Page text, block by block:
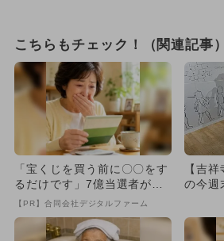
こちらもチェック！（関連記事）
「宝くじを買う前に〇〇をす
るだけです」7億当選者が続
出
【PR】合同会社デジタルファーム
【吉
の今週